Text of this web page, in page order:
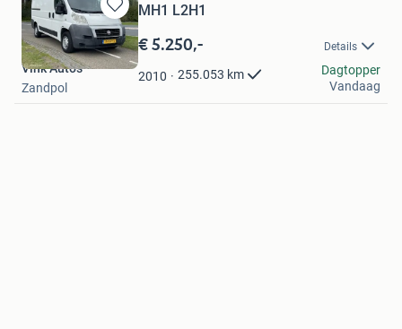
Bewaren
in
Mijn
Favorieten
MH1 L2H1
€ 5.250,- Details
2010 255.053 km
Vink Auto's
Zandpol
Dagtopper
Vandaag